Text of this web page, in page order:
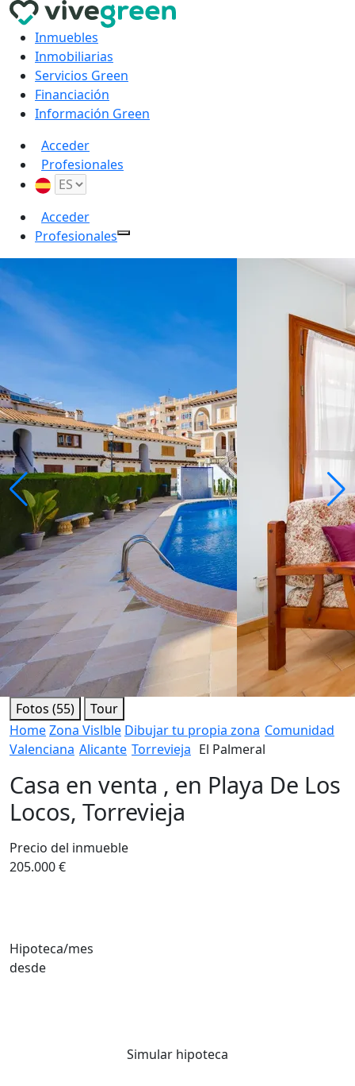
Inmuebles
Inmobiliarias
Servicios Green
Financiación
Información Green
Acceder
Profesionales
Acceder
Profesionales
Fotos (55)
Tour
HomeZona Vislble Dibujar tu propia zona Comunidad
Valenciana Alicante Torrevieja El Palmeral
Casa en venta , en Playa De Los
Locos, Torrevieja
Precio del inmueble
205.000 €
Hipoteca/mes
desde
Simular hipoteca